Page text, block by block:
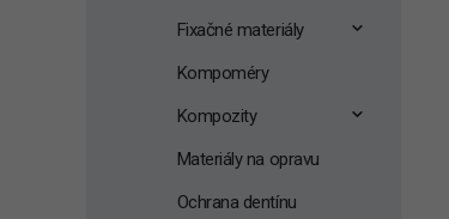
Fixačné materiály
Kompoméry
Kompozity
Materiály na opravu
Ochrana dentínu